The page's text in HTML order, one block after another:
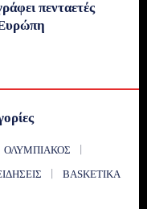
πενταετές
Ευρώπη
ΟΛΥΜΠΙΑΚΌΣ
BASKETIKA